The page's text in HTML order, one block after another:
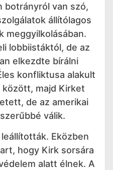
botrányról van szó,
állítólagos
meggyilkolásában.
lobbiistáktól, de az
elkezdte bírálni
konfliktusa alakult
között, majd Kirket
de az amerikai
válik.
Eközben
hogy Kirk sorsára
alatt élnek. A